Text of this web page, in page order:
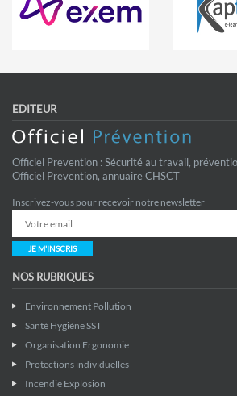
EDITEUR
Officiel Prevention : Sécurité au travail,
Officiel Prevention, annuaire CHSCT
Inscrivez-vous pour recevoir notre newsletter
JE M'INSCRIS
NOS RUBRIQUES
Environnement Pollution
Santé Hygiène SST
Organisation Ergonomie
Protections individuelles
Incendie Explosion